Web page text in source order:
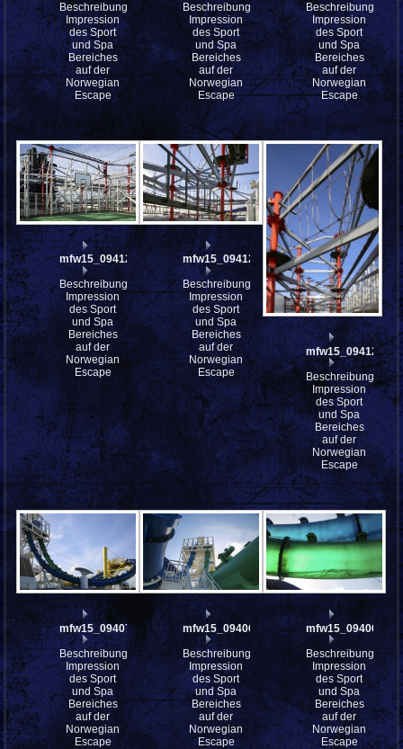
Beschreibung:
Impression
des Sport
und Spa
Bereiches
auf der
Norwegian
Escape
Beschreibung:
Impression
des Sport
und Spa
Bereiches
auf der
Norwegian
Escape
Beschreibung:
Impression
des Sport
und Spa
Bereiches
auf der
Norwegian
Escape
mfw15_094127
Beschreibung:
Impression
des Sport
und Spa
Bereiches
auf der
Norwegian
Escape
mfw15_094126
Beschreibung:
Impression
des Sport
und Spa
Bereiches
auf der
Norwegian
Escape
mfw15_094125
Beschreibung:
Impression
des Sport
und Spa
Bereiches
auf der
Norwegian
Escape
mfw15_094071
Beschreibung:
Impression
des Sport
und Spa
Bereiches
auf der
Norwegian
Escape
mfw15_094069
Beschreibung:
Impression
des Sport
und Spa
Bereiches
auf der
Norwegian
Escape
mfw15_094066
Beschreibung:
Impression
des Sport
und Spa
Bereiches
auf der
Norwegian
Escape